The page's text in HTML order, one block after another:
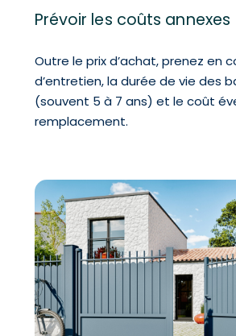
Prévoir les coûts annexes
Outre le prix d’achat, prenez en
d’entretien, la durée de vie des
(souvent 5 à 7 ans) et le coût
remplacement.